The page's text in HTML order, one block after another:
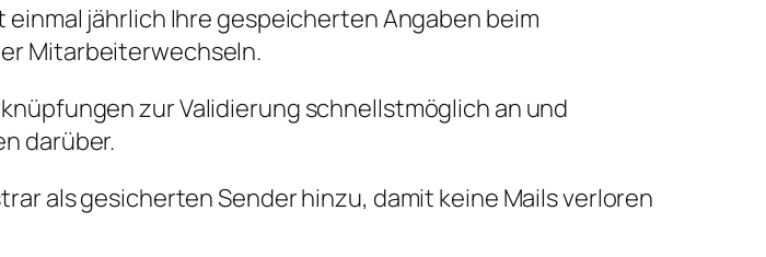
jährlich Ihre gespeicherten Angaben beim
Mitarbeiterwechseln.
zur Validierung schnellstmöglich an und
darüber.
als gesicherten Sender hinzu, damit keine Mails verloren